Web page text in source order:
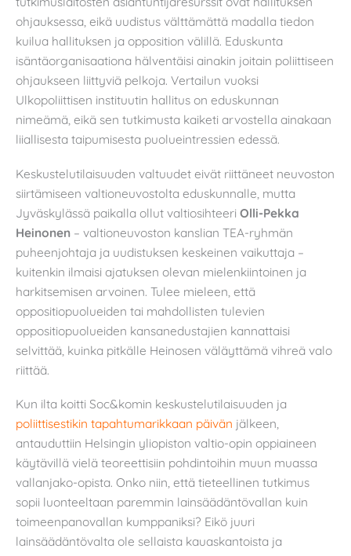
ohjauksessa, eikä uudistus välttämättä madalla tiedon
kuilua hallituksen ja opposition välillä. Eduskunta
isäntäorganisaationa hälventäisi ainakin joitain poliittiseen
ohjaukseen liittyviä pelkoja. Vertailun vuoksi
Ulkopoliittisen instituutin hallitus on eduskunnan
nimeämä, eikä sen tutkimusta kaiketi arvostella ainakaan
liiallisesta taipumisesta puolueintressien edessä.
Keskustelutilaisuuden valtuudet eivät riittäneet neuvoston
siirtämiseen valtioneuvostolta eduskunnalle, mutta
Jyväskylässä paikalla ollut valtiosihteeri Olli-Pekka
Heinonen – valtioneuvoston kanslian TEA-ryhmän
puheenjohtaja ja uudistuksen keskeinen vaikuttaja –
kuitenkin ilmaisi ajatuksen olevan mielenkiintoinen ja
harkitsemisen arvoinen. Tulee mieleen, että
oppositiopuolueiden tai mahdollisten tulevien
oppositiopuolueiden kansanedustajien kannattaisi
selvittää, kuinka pitkälle Heinosen väläyttämä vihreä valo
riittää.
Kun ilta koitti Soc&komin keskustelutilaisuuden ja
poliittisestikin tapahtumarikkaan päivän jälkeen,
antauduttiin Helsingin yliopiston valtio-opin oppiaineen
käytävillä vielä teoreettisiin pohdintoihin muun muassa
vallanjako-opista. Onko niin, että tieteellinen tutkimus
sopii luonteeltaan paremmin lainsäädäntövallan kuin
toimeenpanovallan kumppaniksi? Eikö juuri
lainsäädäntövalta ole sellaista kauaskantoista ja